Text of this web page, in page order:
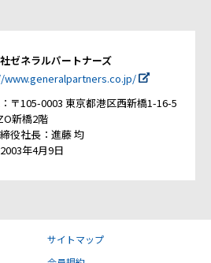
ゼネラルパートナーズ
〒105-0003 東京都港区西新橋1-16-5
新橋2階
役社長：進藤 均
年4月9日
サイトマップ